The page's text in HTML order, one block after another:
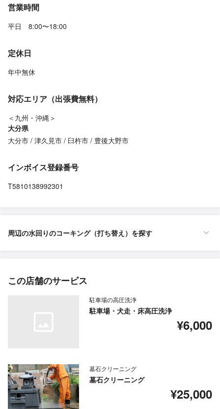
営業時間
平日 8:00〜18:00
定休日
年中無休
対応エリア（出張費無料）
＜九州・沖縄＞
大分県
大分市 津久見市 臼杵市 豊後大野市
インボイス登録番号
T5810138992301
周辺の水回りのコーキング（打ち替え）を探す
この店舗のサービス
駐車場の高圧洗浄
駐車場・犬走・床高圧洗浄
¥6,000
墓石クリーニング
墓石クリーニング
¥25,000